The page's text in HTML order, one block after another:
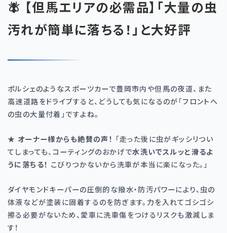
🪰 【但馬エリアの必需品】「大量の虫
汚れが簡単に落ちる！」と大好評
ポルシェのようなスポーツカーで豊岡市内や但馬の夜道、また
高速道路をドライブすると、どうしても気になるのが「フロントへ
の虫の大量付着」ですよね。
★ オーナー様からも絶賛の声！ 「走った後に虫がギッシリつい
てしまっても、コーティングのおかげで水洗いでスルッと滑るよ
うに落ちる！ こびりつかないから洗車が本当に楽になった。」
ダイヤモンドキーパーの圧倒的な撥水・防汚パワーにより、虫の
体液などが塗装に固着するのを防ぎます。力を入れてゴシゴシ
擦る必要がないため、愛車に洗車傷をつけるリスクも激減しま
す！